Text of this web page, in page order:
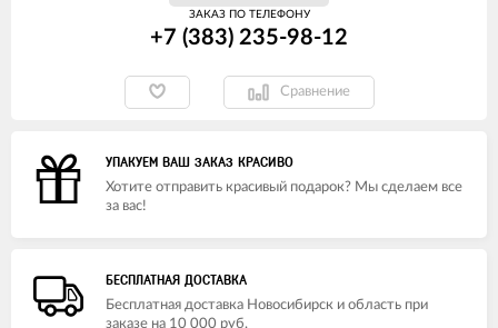
ЗАКАЗ ПО ТЕЛЕФОНУ
+7 (383) 235-98-12
Сравнение
УПАКУЕМ ВАШ ЗАКАЗ КРАСИВО
Хотите отправить красивый подарок? Мы сделаем все
за вас!
БЕСПЛАТНАЯ ДОСТАВКА
Бесплатная доставка Новосибирск и область при
заказе на 10 000 руб.